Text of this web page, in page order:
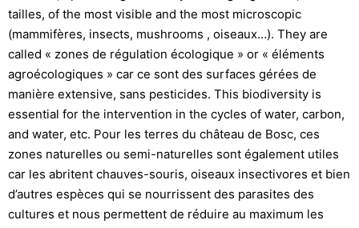
tailles, of the most visible and the most microscopic
(mammifères, insects, mushrooms , oiseaux…). They are
called « zones de régulation écologique » or « éléments
agroécologiques » car ce sont des surfaces gérées de
manière extensive, sans pesticides. This biodiversity is
essential for the intervention in the cycles of water, carbon,
and water, etc. Pour les terres du château de Bosc, ces
zones naturelles ou semi-naturelles sont également utiles
car les abritent chauves-souris, oiseaux insectivores et bien
d’autres espèces qui se nourrissent des parasites des
cultures et nous permettent de réduire au maximum les